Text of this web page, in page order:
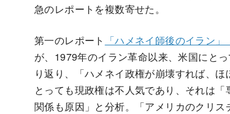
急のレポートを複数寄せた。
第一のレポート 「ハメネイ師後のイラン」
が、1979年のイラン革命以来、米国にと
り返り、「ハメネイ政権が崩壊すれば、
とっても現政権は不人気であり、それは
関係も原因」と分析。「アメリカのクリ